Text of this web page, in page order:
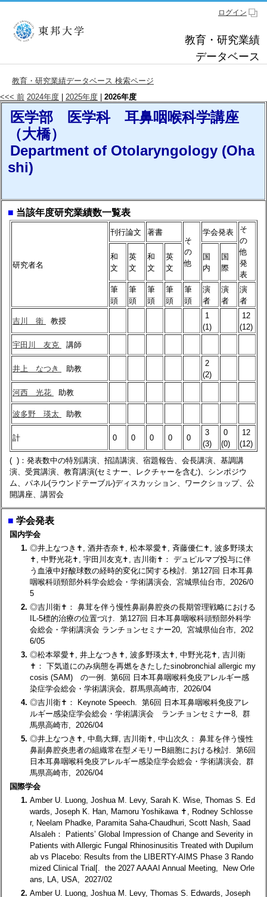
ログイン
教育・研究業績
データベース
教育・研究業績データベース 検索ページ
<<< 前 2024年度 2025年度 2026年度
医学部 医学科 耳鼻咽喉科学講座
（大橋）
Department of Otolaryngology (Oha
shi)
■ 当該年度研究業績数一覧表
研究者名
刊行論文
著書
そ
の
他
学会発表
そ
の
他
発
表
和
文
英
文
和
文
英
文
国
内
国
際
筆
頭
筆
頭
筆
頭
筆
頭
筆
頭
演
者
演
者
演
者
吉川 衛 教授
1
(1)
12
(12)
宇田川 友克
講師
井上 なつき 助教
2
(2)
河西 光花
助教
波多野 瑛太 助教
計 0 0 0 0 0
3
(3)
0
(0)
12
(12)
( )：発表数中の特別講演、招請講演、宿題報告、会長講演、基調講
演、受賞講演、教育講演(セミナー、レクチャーを含む)、シンポジウ
ム、パネル(ラウンドテーブル)ディスカッション、ワークショップ、公
開講座、講習会
■ 学会発表
国内学会
1. ◎井上なつき✝, 酒井杏奈✝, 松本翠愛✝, 斉藤優仁✝, 波多野瑛太
✝, 中野光花✝, 宇田川友克✝, 吉川衛✝： デュピルマブ投与に伴
う血液中好酸球数の経時的変化に関する検討. 第127回 日本耳鼻
咽喉科頭頸部外科学会総会・学術講演会, 宮城県仙台市, 2026/0
5
2. ◎吉川衛✝： 鼻茸を伴う慢性鼻副鼻腔炎の長期管理戦略における
IL-5標的治療の位置づけ. 第127回 日本耳鼻咽喉科頭頸部外科学
会総会・学術講演会 ランチョンセミナー20, 宮城県仙台市, 202
6/05
3. ◎松本翠愛✝, 井上なつき✝, 波多野瑛太✝, 中野光花✝, 吉川衛
✝： 下気道にのみ病態を再燃をきたしたsinobronchial allergic my
cosis (SAM) の一例. 第6回 日本耳鼻咽喉科免疫アレルギー感
染症学会総会・学術講演会, 群馬県高崎市, 2026/04
4. ◎吉川衛✝： Keynote Speech. 第6回 日本耳鼻咽喉科免疫アレ
ルギー感染症学会総会・学術講演会 ランチョンセミナー8, 群
馬県高崎市, 2026/04
5. ◎井上なつき✝, 中島大輝, 吉川衛✝, 中山次久： 鼻茸を伴う慢性
鼻副鼻腔炎患者の組織常在型メモリーB細胞における検討. 第6回
日本耳鼻咽喉科免疫アレルギー感染症学会総会・学術講演会, 群
馬県高崎市, 2026/04
国際学会
1. Amber U. Luong, Joshua M. Levy, Sarah K. Wise, Thomas S. Ed
wards, Joseph K. Han, Mamoru Yoshikawa ✝, Rodney Schlosse
r, Neelam Phadke, Paramita Saha-Chaudhuri, Scott Nash, Saad
Alsaleh： Patients’ Global Impression of Change and Severity in
Patients with Allergic Fungal Rhinosinusitis Treated with Dupilum
ab vs Placebo: Results from the LIBERTY-AIMS Phase 3 Rando
mized Clinical Trial[. the 2027 AAAAI Annual Meeting, New Orle
ans, LA, USA, 2027/02
2. Amber U. Luong, Joshua M. Levy, Thomas S. Edwards, Joseph